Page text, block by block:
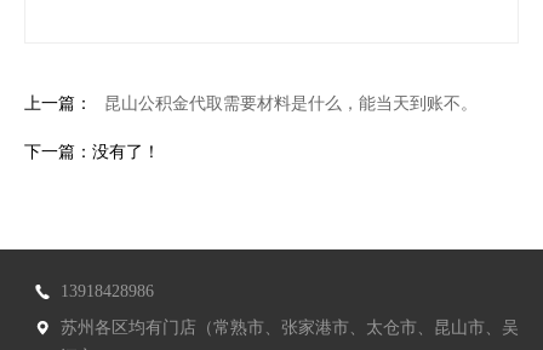
上一篇： 昆山公积金代取需要材料是什么，能当天到账不。
下一篇：没有了！
13918428986
苏州各区均有门店（常熟市、张家港市、太仓市、昆山市、吴